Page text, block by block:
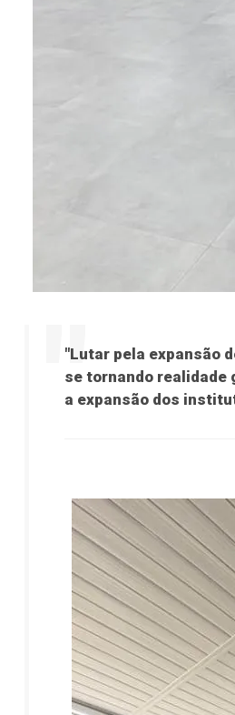
"Lutar pela expansão
se tornando realidade
a expansão dos